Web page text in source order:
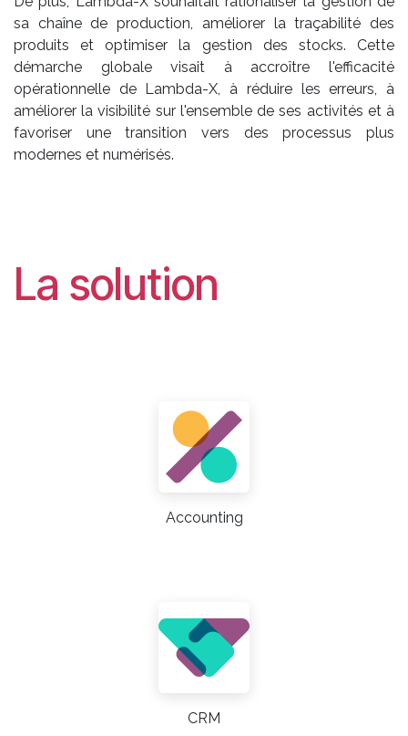
sa chaîne de production, améliorer la traçabilité des
produits et optimiser la gestion des stocks. Cette
démarche globale visait à accroître l'efficacité
opérationnelle de Lambda-X, à réduire les erreurs, à
améliorer la visibilité sur l'ensemble de ses activités et à
favoriser une transition vers des processus plus
modernes et numérisés.
La solution
Accounting
CRM